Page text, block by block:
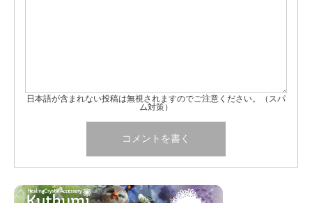
日本語が含まれない投稿は無視されますのでご注意ください。（スパ
ム対策）